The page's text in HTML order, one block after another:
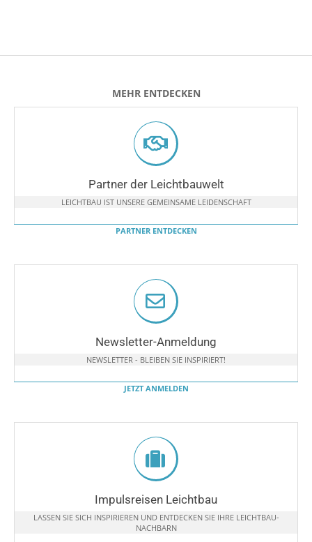
MEHR ENTDECKEN
Partner der Leichtbauwelt
LEICHTBAU IST UNSERE GEMEINSAME LEIDENSCHAFT
PARTNER ENTDECKEN
Newsletter-Anmeldung
NEWSLETTER - BLEIBEN SIE INSPIRIERT!
JETZT ANMELDEN
Impulsreisen Leichtbau
LASSEN SIE SICH INSPIRIEREN UND ENTDECKEN SIE IHRE LEICHTBAU-
NACHBARN